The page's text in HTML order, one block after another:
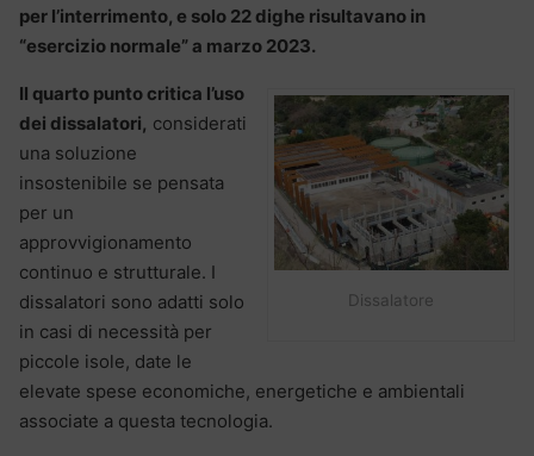
per l’interrimento, e solo 22 dighe risultavano in
“esercizio normale” a marzo 2023.
Dissalatore
Il quarto punto critica l’uso
dei dissalatori, considerati
una soluzione
insostenibile se pensata
per un
approvvigionamento
continuo e strutturale. I
dissalatori sono adatti solo
in casi di necessità per
piccole isole, date le
elevate spese economiche, energetiche e ambientali
associate a questa tecnologia.